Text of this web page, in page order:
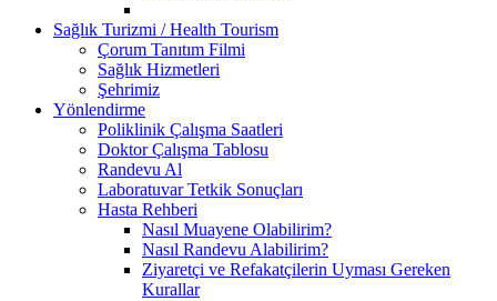
Sağlık Turizmi / Health Tourism
Çorum Tanıtım Filmi
Sağlık Hizmetleri
Şehrimiz
Yönlendirme
Poliklinik Çalışma Saatleri
Doktor Çalışma Tablosu
Randevu Al
Laboratuvar Tetkik Sonuçları
Hasta Rehberi
Nasıl Muayene Olabilirim?
Nasıl Randevu Alabilirim?
Ziyaretçi ve Refakatçilerin Uyması Gereken
Kurallar